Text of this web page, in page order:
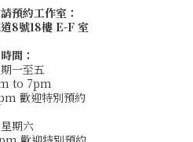
預約工作室：
8號18樓 E-F 室
時間：
一至五
to 7pm
歡迎特別預約
星期六